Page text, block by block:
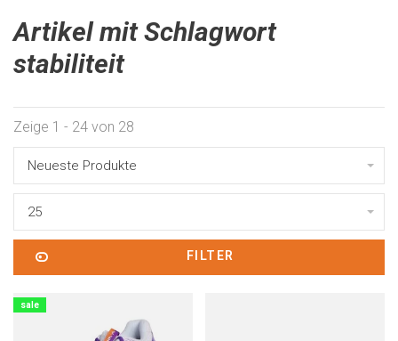
Artikel mit Schlagwort
stabiliteit
Zeige 1 - 24 von 28
Neueste Produkte
25
FILTER
sale